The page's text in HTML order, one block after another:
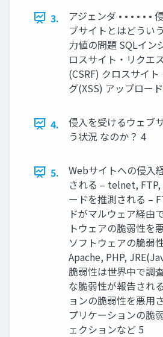
3.
アジェンダ • • • • • •
ブサイトとはどうい
力値の問題 SQLイン
ロスサイト・リクエ
(CSRF) クロスサイ
グ(XSS) アップロー
4.
侵入を受けるウェブ
う状況 なのか？ 4
5.
Webサイトへの侵入
される – telnet, FTP,
ードを推測される –
ドがマルウェア経由
トウェアの脆弱性を
ソフトウェアの脆弱
Apache, PHP,
脆弱性は世界中で調
な脆弱性が報告され
ョンの脆弱性を悪用
プリケーションの脆
ェクションなど 5